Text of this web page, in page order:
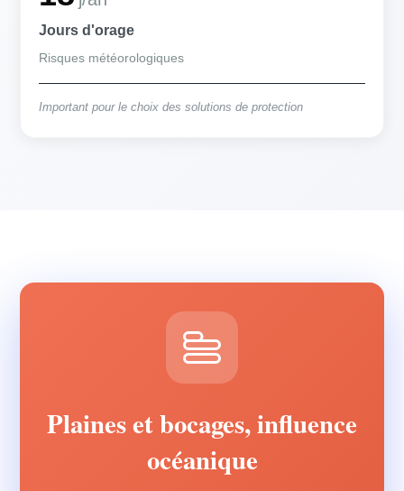
Jours d'orage
Risques météorologiques
Important pour le choix des solutions de protection
Plaines et bocages, influence
océanique